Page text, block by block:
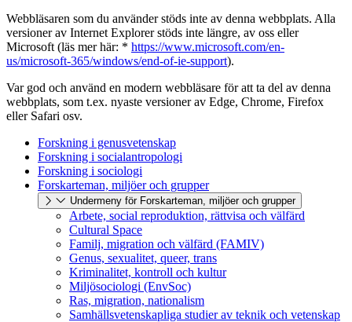
Webbläsaren som du använder stöds inte av denna webbplats. Alla
versioner av Internet Explorer stöds inte längre, av oss eller
Microsoft (läs mer här: * https://www.microsoft.com/en-
us/microsoft-365/windows/end-of-ie-support).
Var god och använd en modern webbläsare för att ta del av denna
webbplats, som t.ex. nyaste versioner av Edge, Chrome, Firefox
eller Safari osv.
Forskning i genusvetenskap
Forskning i socialantropologi
Forskning i sociologi
Forskarteman, miljöer och grupper
Undermeny för Forskarteman, miljöer och grupper
Arbete, social reproduktion, rättvisa och välfärd
Cultural Space
Familj, migration och välfärd (FAMIV)
Genus, sexualitet, queer, trans
Kriminalitet, kontroll och kultur
Miljösociologi (EnvSoc)
Ras, migration, nationalism
Samhällsvetenskapliga studier av teknik och vetenskap